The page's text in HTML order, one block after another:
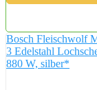
Bosch Fleischwolf
3 Edelstahl
880 W, silber*